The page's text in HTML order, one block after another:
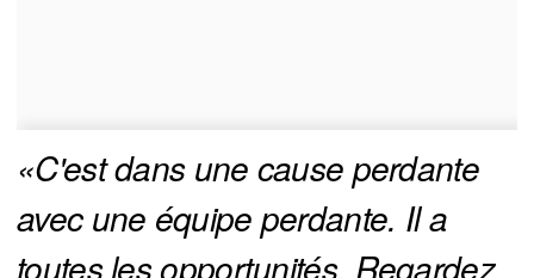
«C'est dans une cause perdante
avec une équipe perdante. Il a
toutes les opportunités. Regardez